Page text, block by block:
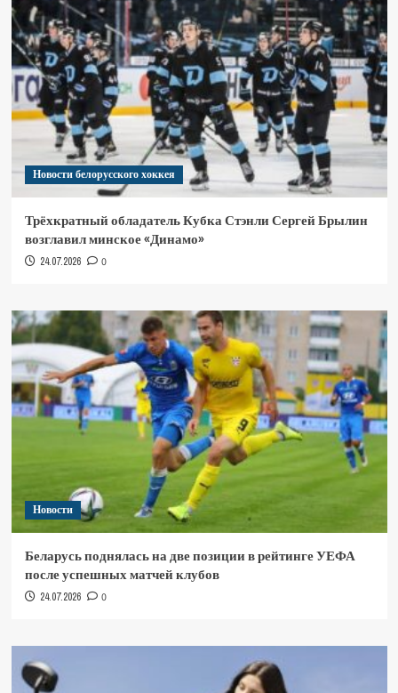
Новости белорусского хоккея
Трёхкратный обладатель Кубка Стэнли Сергей Брылин
возглавил минское «Динамо»
24.07.2026 0
Новости
Беларусь поднялась на две позиции в рейтинге УЕФА
после успешных матчей клубов
24.07.2026 0